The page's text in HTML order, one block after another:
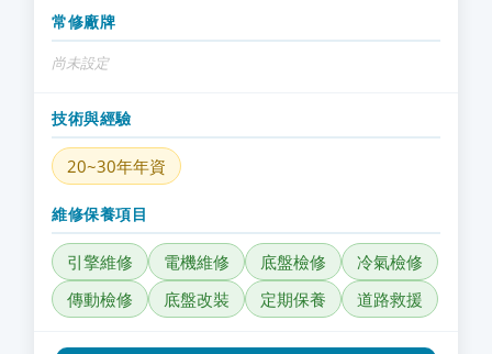
常修廠牌
尚未設定
技術與經驗
20~30年年資
維修保養項目
引擎維修 電機維修 底盤檢修
冷氣檢修
傳動檢修
底盤改裝 定期保養 道路救援